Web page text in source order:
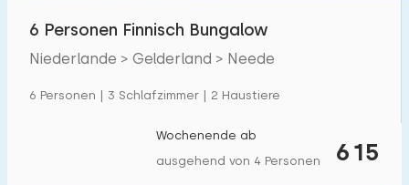
Von Neede (max. km):
10 20
6 Personen Finnisch Bungalow
Niederlande > Gelderland > Neede
6 Personen | 3 Schlafzimmer | 2 Haustiere
615
Wochenende ab
ausgehend von 4 Personen